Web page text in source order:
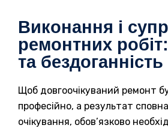
Виконання і
ремонтних
та бездоганність
Щоб довгоочікуваний ремонт
професійно, а результат
очікування, обов’язково